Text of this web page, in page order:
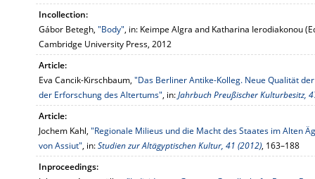
Incollection:
Gábor Betegh, "Body", in: Keimpe Algra and Katharina Ierodiakonou
Cambridge University Press, 2012
Article:
Eva Cancik-Kirschbaum, "Das Berliner Antike-Kolleg. Neue Qualität
der Erforschung des Altertums", in:Jahrbuch Preußischer Kulturbesitz,
Article:
Jochem Kahl, "Regionale Milieus und die Macht des Staates im Alten
von Assiut", in:Studien zur Altägyptischen Kultur, 41 (2012), 163–188
Inproceedings: